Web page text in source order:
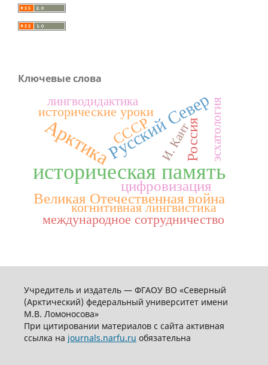
Ключевые слова
историческая память
АрктикаРусский Север
Россия
Великая Отечественная война
СССР
цифровизация
исторические уроки
когнитивная лингвистика
международное сотрудничество
эсхатология
лингводидактика
И. Кант
Учредитель и издатель — ФГАОУ ВО «Северный
(Арктический) федеральный университет имени
М.В. Ломоносова»
При цитировании материалов с сайта активная
ссылка на journals.narfu.ru обязательна